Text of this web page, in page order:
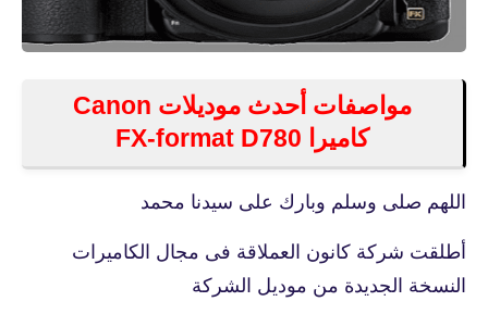
مواصفات أحدث موديلات Canon
كاميرا FX-format D780
اللهم صلى وسلم وبارك على سيدنا محمد
أطلقت شركة كانون العملاقة فى مجال الكاميرات
النسخة الجديدة من موديل الشركة